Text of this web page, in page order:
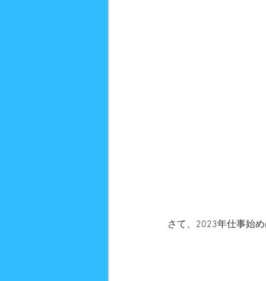
さて、2023年仕事始